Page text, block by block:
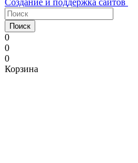
Создание и поддержка сайтов
Поиск
0
0
0
Корзина